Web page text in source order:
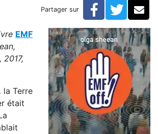
proportions épidémiques : les preuves
Partager sur Facebook
EMF
2017,
Terre
était